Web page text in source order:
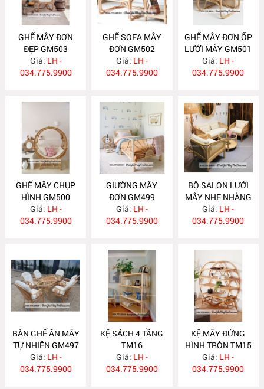
GHẾ MÂY ĐƠN
ĐẸP GM503
Giá: LH -
034.775.9900
GHẾ SOFA MÂY
ĐƠN GM502
Giá: LH -
034.775.9900
GHẾ MÂY ĐƠN ỐP
LƯỚI MÂY GM501
Giá: LH -
034.775.9900
GHẾ MÂY CHỤP
HÌNH GM500
Giá: LH -
034.775.9900
GIƯỜNG MÂY
ĐƠN GM499
Giá: LH -
034.775.9900
BỘ SALON LƯỚI
MÂY NHẸ NHÀNG
GM498
Giá: LH -
034.775.9900
BÀN GHẾ ĂN MÂY
TỰ NHIÊN GM497
Giá: LH -
034.775.9900
KỆ SÁCH 4 TẦNG
TM16
Giá: LH -
034.775.9900
KỆ MÂY ĐỨNG
HÌNH TRÒN TM15
Giá: LH -
034.775.9900